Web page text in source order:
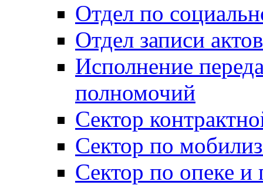
Отдел по
Отдел записи
Исполнение
полномочий
Сектор
Сектор по
Сектор по опеке и